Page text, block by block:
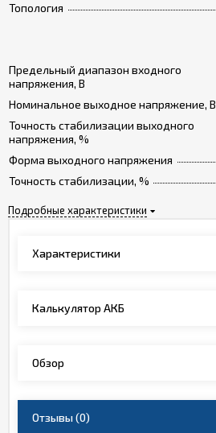
Топология
Предельный диапазон входного
напряжения, В
Номинальное выходное напряжение, В
Точность стабилизации выходного
напряжения, %
Форма выходного напряжения
Точность стабилизации, %
Подробные характеристики
Характеристики
Калькулятор АКБ
Обзор
Отзывы(0)